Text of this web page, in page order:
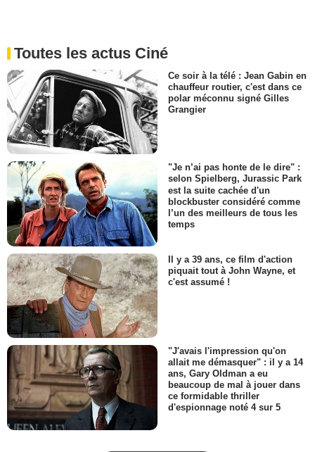
Toutes les actus Ciné
Ce soir à la télé : Jean Gabin en
chauffeur routier, c'est dans ce
polar méconnu signé Gilles
Grangier
"Je n’ai pas honte de le dire" :
selon Spielberg, Jurassic Park
est la suite cachée d'un
blockbuster considéré comme
l’un des meilleurs de tous les
temps
Il y a 39 ans, ce film d'action
piquait tout à John Wayne, et
c'est assumé !
"J'avais l'impression qu'on
allait me démasquer" : il y a 14
ans, Gary Oldman a eu
beaucoup de mal à jouer dans
ce formidable thriller
d'espionnage noté 4 sur 5